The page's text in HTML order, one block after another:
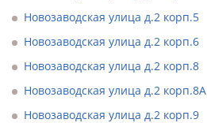
Новозаводская улица д.2 корп.5
Новозаводская улица д.2 корп.6
Новозаводская улица д.2 корп.8
Новозаводская улица д.2 корп.8А
Новозаводская улица д.2 корп.9